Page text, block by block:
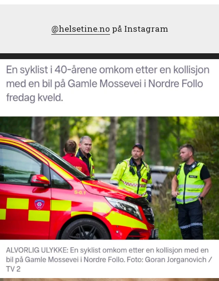
@helsetine.no på Instagram